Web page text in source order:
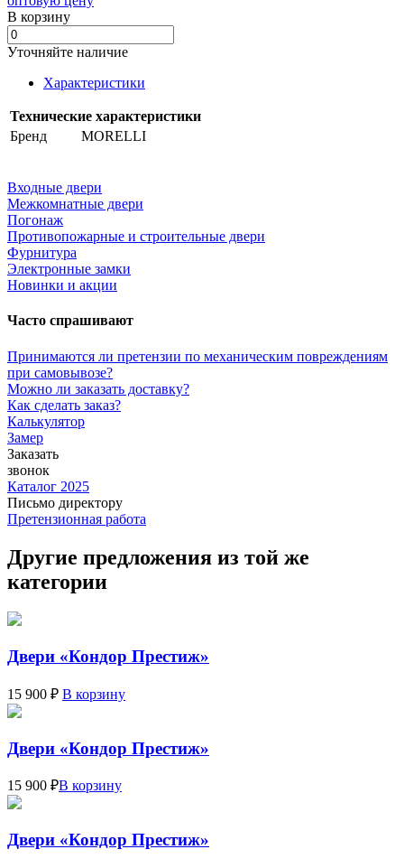
В корзинy
Уточняйте наличие
Характеристики
Технические характеристики
Бренд
MORELLI
Входные двери
Межкомнатные двери
Погонаж
Противопожарные и строительные двери
Фурнитура
Электронные замки
Новинки и акции
Часто спрашивают
Принимаются ли претензии по механическим повреждениям
при самовывозе?
Можно ли заказать доставку?
Как сделать заказ?
Калькулятор
Замер
Заказать
звонок
Каталог 2025
Письмо директору
Претензионная работа
Другие предложения из той же
категории
Двери «Кондор Престиж»
15 900 ₽ В корзину
Двери «Кондор Престиж»
15 900 ₽В корзину
Двери «Кондор Престиж»